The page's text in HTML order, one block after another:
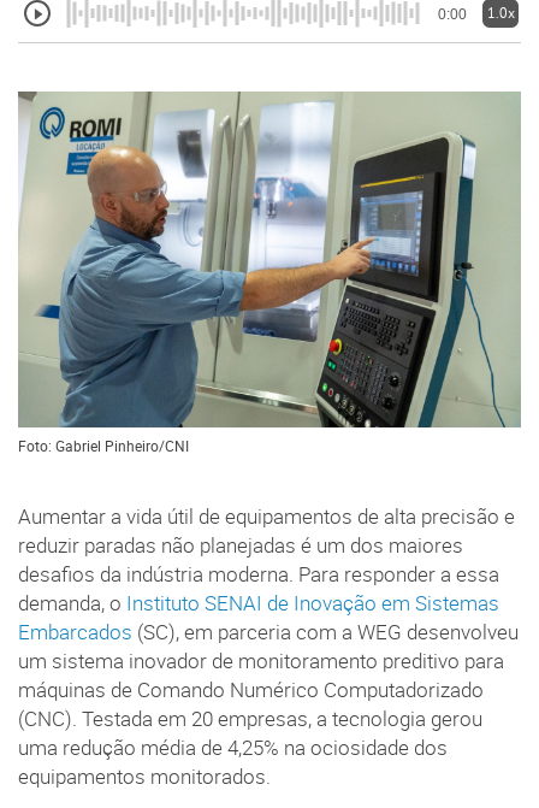
0:00 1.0x
Foto: Gabriel Pinheiro/CNI
Aumentar a vida útil de equipamentos de alta precisão e
reduzir paradas não planejadas é um dos maiores
desafios da indústria moderna. Para responder a essa
demanda, o Instituto SENAI de Inovação em Sistemas
Embarcados (SC), em parceria com a WEG desenvolveu
um sistema inovador de monitoramento preditivo para
máquinas de Comando Numérico Computadorizado
(CNC). Testada em 20 empresas, a tecnologia gerou
uma redução média de 4,25% na ociosidade dos
equipamentos monitorados.